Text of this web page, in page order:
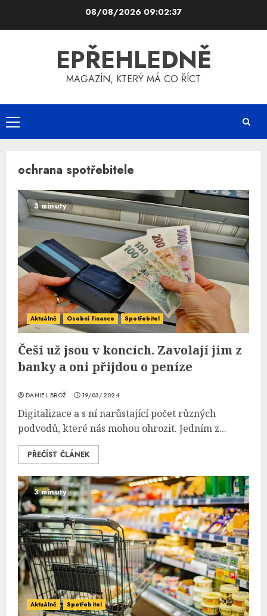
08/08/2026 09:02:37
EPŘEHLEDNĚ
MAGAZÍN, KTERÝ MÁ CO ŘÍCT
Primary
Menu
ochrana spotřebitele
3 minuty
Aktuálně Osobní finance Spotřebitel
Češi už jsou v koncích. Zavolají jim z
banky a oni přijdou o peníze
DANIEL BROŽ 19/03/2024
Digitalizace a s ní narůstající počet různých
podvodů, které nás mohou ohrozit. Jedním z...
PŘEČÍST ČLÁNEK
3 minuty
Aktuálně Spotřebitel